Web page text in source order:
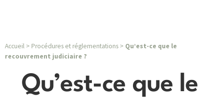
Accueil > Procédures et réglementations > Qu’est-ce que le
recouvrement judiciaire ?
Qu’est-ce que le